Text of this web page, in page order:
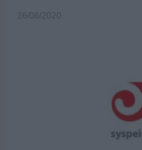
26/06/2020